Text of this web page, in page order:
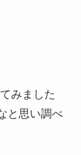
みました
と思い調べ